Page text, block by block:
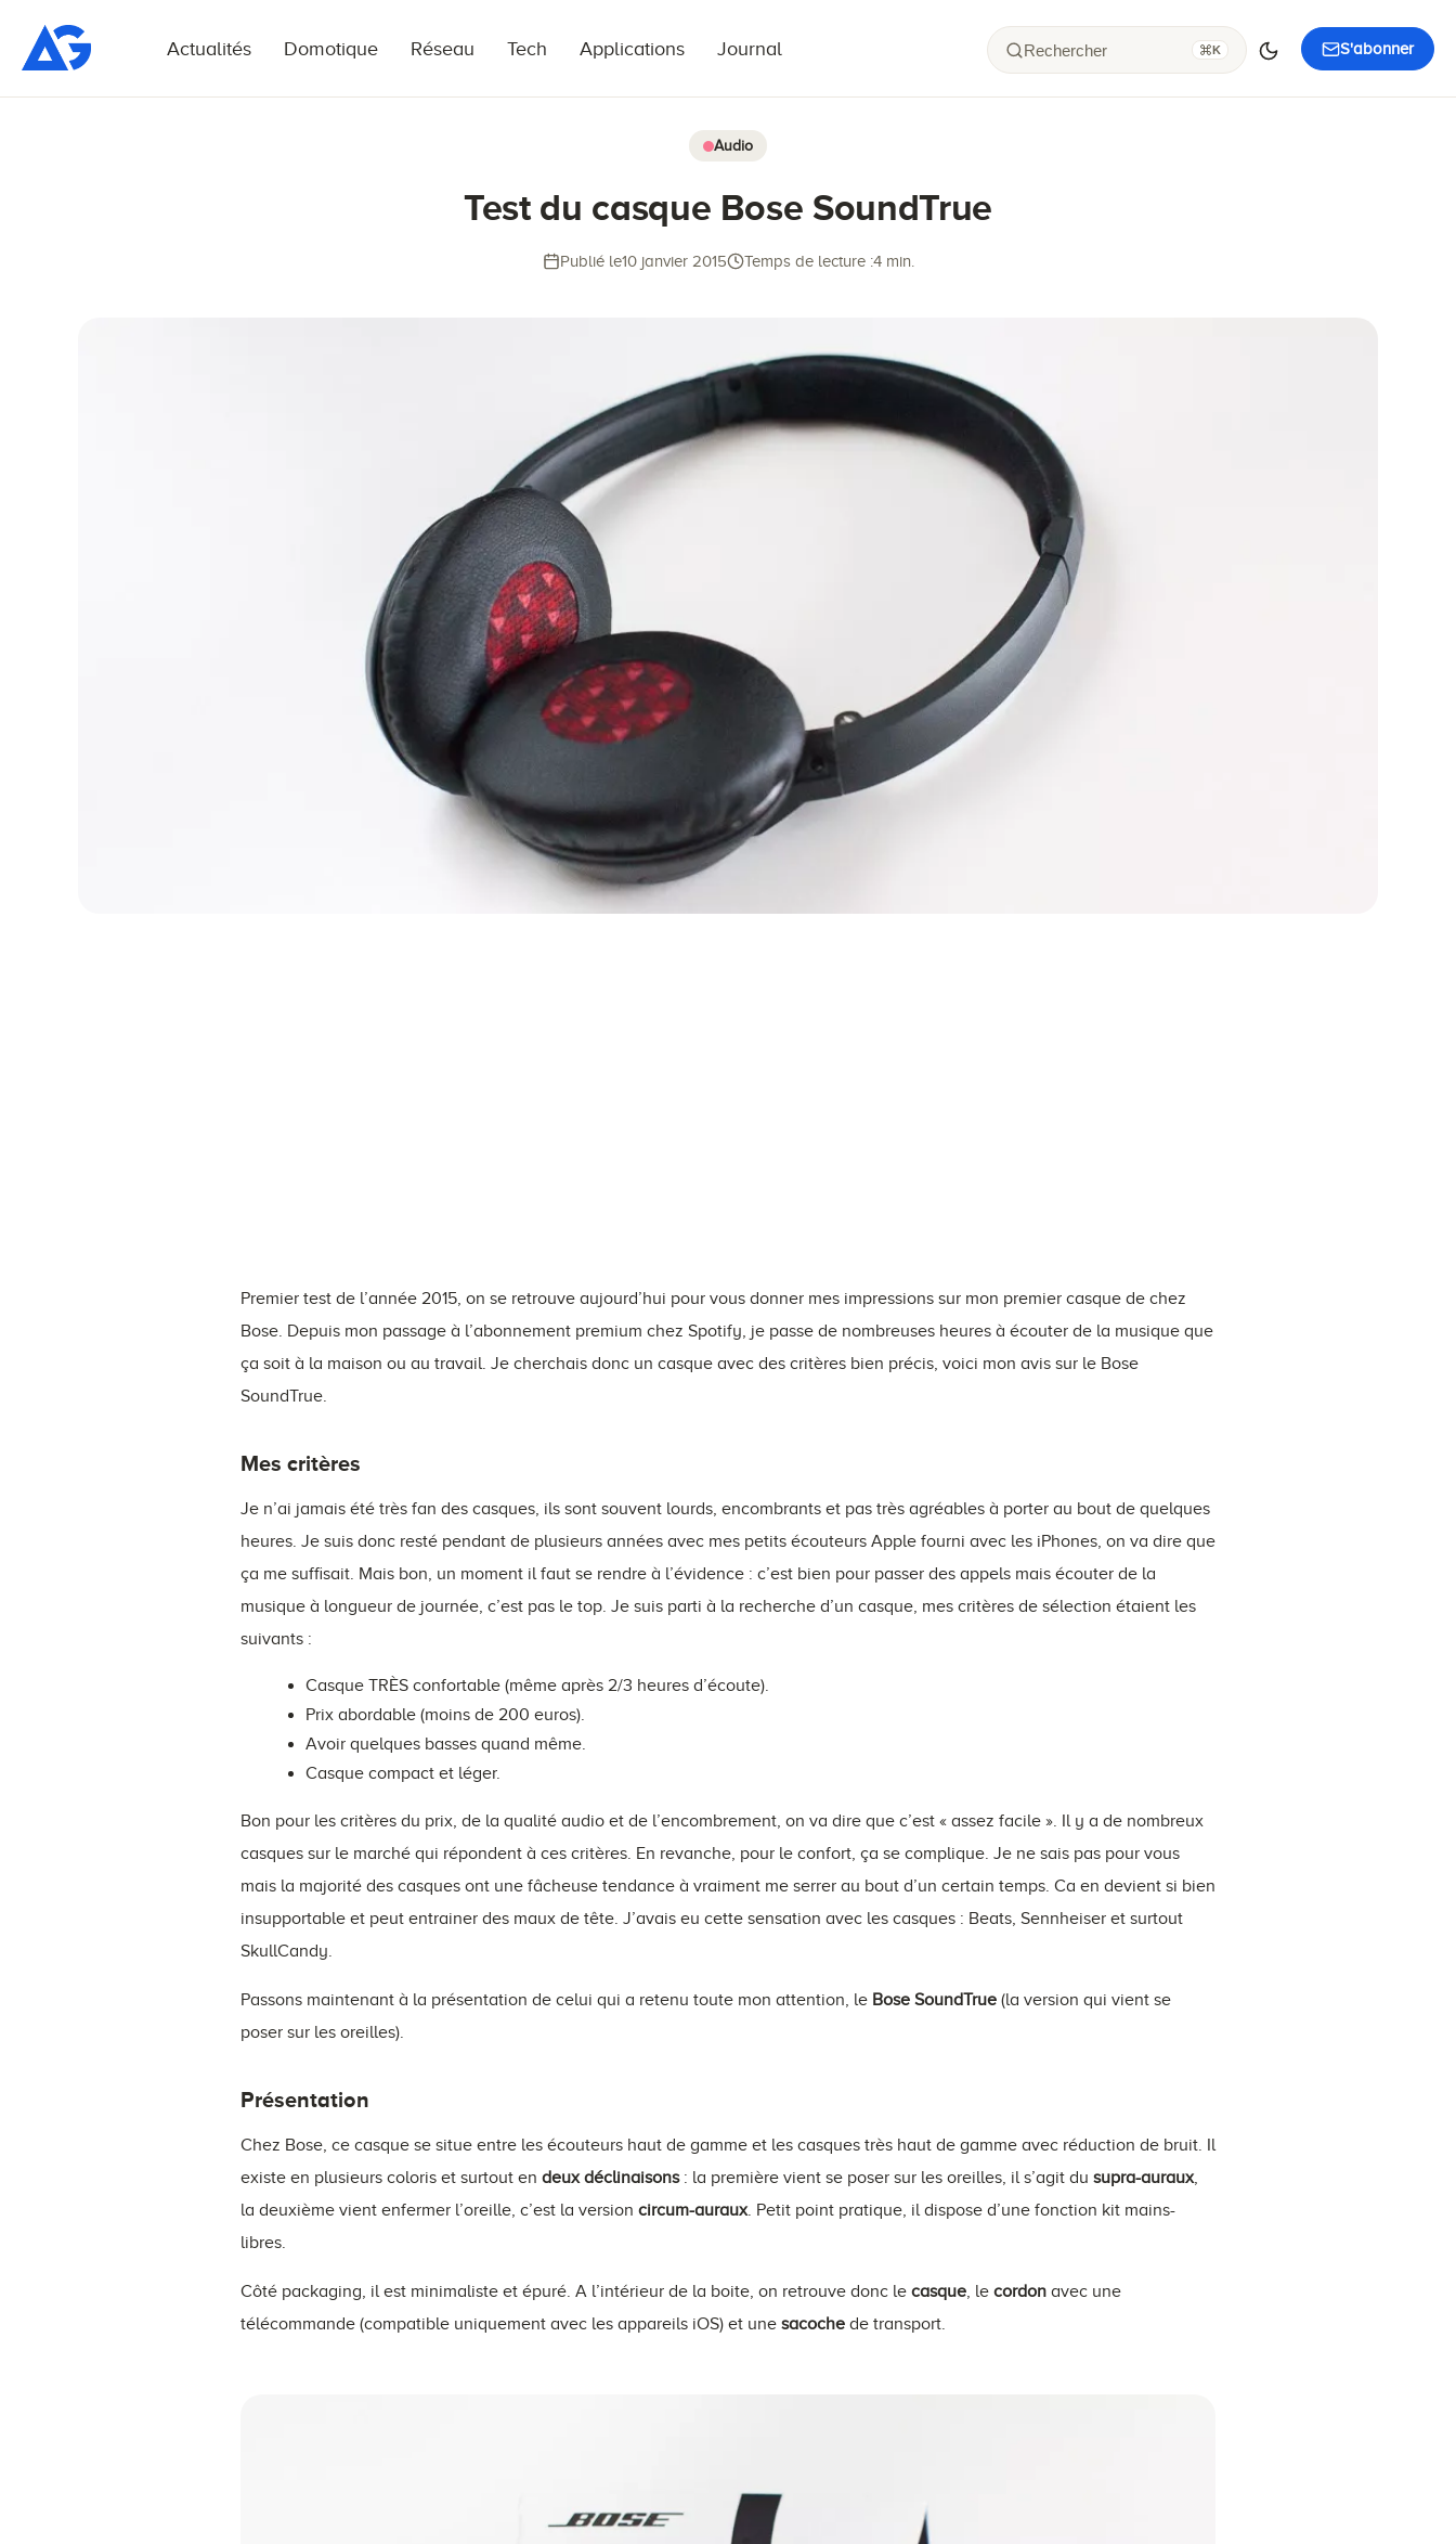
S'abonner
Rechercher K
Actualités Domotique Réseau Tech Applications Journal
Audio
Test du casque Bose SoundTrue
Publié le10 janvier 2015 Temps de lecture :4 min.
Premier test de l’année 2015, on se retrouve aujourd’hui pour vous donner mes impressions sur mon premier casque de chez
Bose. Depuis mon passage à l’abonnement premium chez Spotify, je passe de nombreuses heures à écouter de la musique que
ça soit à la maison ou au travail. Je cherchais donc un casque avec des critères bien précis, voici mon avis sur le Bose
SoundTrue.
Mes critères
Je n’ai jamais été très fan des casques, ils sont souvent lourds, encombrants et pas très agréables à porter au bout de quelques
heures. Je suis donc resté pendant de plusieurs années avec mes petits écouteurs Apple fourni avec les iPhones, on va dire que
ça me suffisait. Mais bon, un moment il faut se rendre à l’évidence : c’est bien pour passer des appels mais écouter de la
musique à longueur de journée, c’est pas le top. Je suis parti à la recherche d’un casque, mes critères de sélection étaient les
suivants :
Casque TRÈS confortable (même après 2/3 heures d’écoute).
Prix abordable (moins de 200 euros).
Avoir quelques basses quand même.
Casque compact et léger.
Bon pour les critères du prix, de la qualité audio et de l’encombrement, on va dire que c’est « assez facile ». Il y a de nombreux
casques sur le marché qui répondent à ces critères. En revanche, pour le confort, ça se complique. Je ne sais pas pour vous
mais la majorité des casques ont une fâcheuse tendance à vraiment me serrer au bout d’un certain temps. Ca en devient si bien
insupportable et peut entrainer des maux de tête. J’avais eu cette sensation avec les casques : Beats, Sennheiser et surtout
SkullCandy.
Passons maintenant à la présentation de celui qui a retenu toute mon attention, le Bose SoundTrue (la version qui vient se
poser sur les oreilles).
Présentation
Chez Bose, ce casque se situe entre les écouteurs haut de gamme et les casques très haut de gamme avec réduction de bruit. Il
existe en plusieurs coloris et surtout en deux déclinaisons: la première vient se poser sur les oreilles, il s’agit du supra-auraux,
la deuxième vient enfermer l’oreille, c’est la version circum-auraux. Petit point pratique, il dispose d’une fonction kit mains-
libres.
Côté packaging, il est minimaliste et épuré. A l’intérieur de la boite, on retrouve donc le casque, le cordon avec une
télécommande (compatible uniquement avec les appareils iOS) et une sacoche de transport.